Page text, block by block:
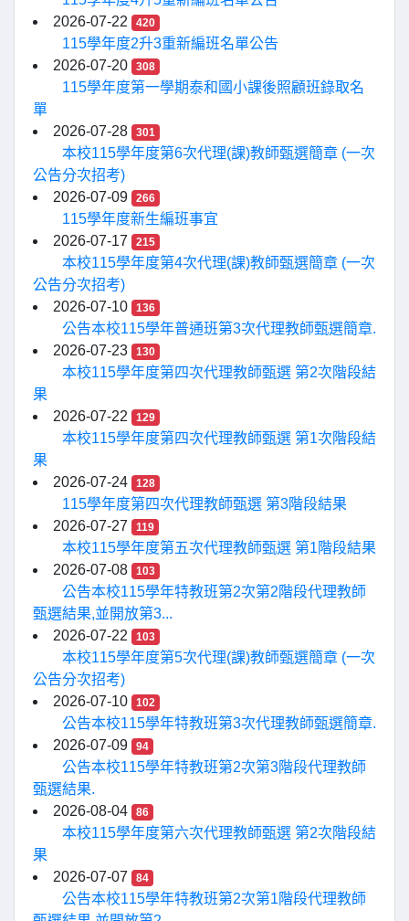
2026-07-22
420
115學年度2升3重新編班名單公告
2026-07-20
308
115學年度第一學期泰和國小課後照顧班錄取名
單
2026-07-28
301
本校115學年度第6次代理(課)教師甄選簡章 (一次
公告分次招考)
2026-07-09
266
115學年度新生編班事宜
2026-07-17
215
本校115學年度第4次代理(課)教師甄選簡章 (一次
公告分次招考)
2026-07-10
136
公告本校115學年普通班第3次代理教師甄選簡章.
2026-07-23
130
本校115學年度第四次代理教師甄選 第2次階段結
果
2026-07-22
129
本校115學年度第四次代理教師甄選 第1次階段結
果
2026-07-24
128
115學年度第四次代理教師甄選 第3階段結果
2026-07-27
119
本校115學年度第五次代理教師甄選 第1階段結果
2026-07-08
103
公告本校115學年特教班第2次第2階段代理教師
甄選結果,並開放第3...
2026-07-22
103
本校115學年度第5次代理(課)教師甄選簡章 (一次
公告分次招考)
2026-07-10
102
公告本校115學年特教班第3次代理教師甄選簡章.
2026-07-09
94
公告本校115學年特教班第2次第3階段代理教師
甄選結果.
2026-08-04
86
本校115學年度第六次代理教師甄選 第2次階段結
果
2026-07-07
84
公告本校115學年特教班第2次第1階段代理教師